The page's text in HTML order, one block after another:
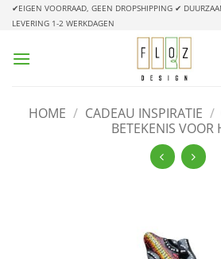
Ga
naar
✔EIGEN VOORRAAD, GEEN DROPSHIPPING ✔
LEVERING 1-2 WERKDAGEN
HOME / CADEAU INSPIRATIE /
BETEKENIS VOOR